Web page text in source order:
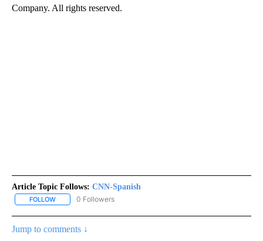
Company. All rights reserved.
Article Topic Follows: CNN-Spanish
FOLLOW FOLLOW "CNN-SPANISH" TO RECEIVE NOTIFICATIONS ABOUT
0 Followers
Jump to comments ↓